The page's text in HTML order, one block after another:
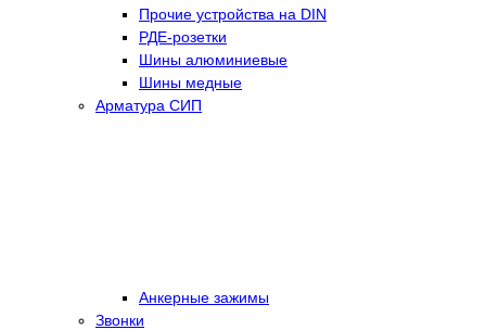
Прочие устройства на DIN
РДЕ-розетки
Шины алюминиевые
Шины медные
Арматура СИП
Анкерные зажимы
Звонки